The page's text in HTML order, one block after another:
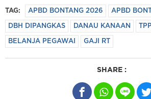
TAG: APBD BONTANG 2026 APBD
DBH DIPANGKAS DANAU KANAAN
BELANJA PEGAWAI GAJI RT
SHARE :